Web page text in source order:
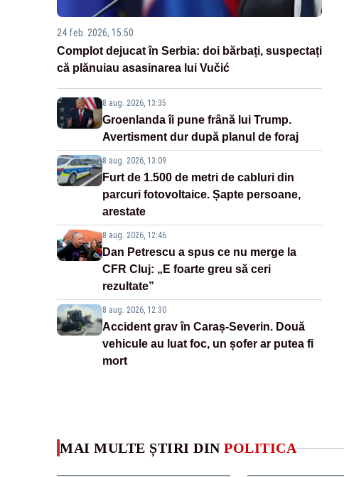
24 feb. 2026, 15:50
Complot dejucat în Serbia: doi bărbați, suspectați
că plănuiau asasinarea lui Vučić
8 aug. 2026, 13:35
Groenlanda îi pune frână lui Trump.
Avertisment dur după planul de foraj
8 aug. 2026, 13:09
Furt de 1.500 de metri de cabluri din
parcuri fotovoltaice. Șapte persoane,
arestate
8 aug. 2026, 12:46
Dan Petrescu a spus ce nu merge la
CFR Cluj: „E foarte greu să ceri
rezultate”
8 aug. 2026, 12:30
Accident grav în Caraș-Severin. Două
vehicule au luat foc, un șofer ar putea fi
mort
MAI MULTE ȘTIRI DIN POLITICA